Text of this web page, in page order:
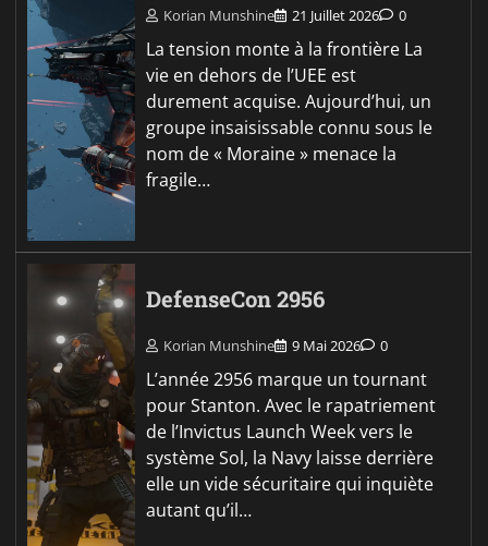
Korian Munshine 21 Juillet 2026 0
La tension monte à la frontière La
vie en dehors de l’UEE est
durement acquise. Aujourd’hui, un
groupe insaisissable connu sous le
nom de « Moraine » menace la
fragile…
DefenseCon 2956
Korian Munshine 9 Mai 2026 0
L’année 2956 marque un tournant
pour Stanton. Avec le rapatriement
de l’Invictus Launch Week vers le
système Sol, la Navy laisse derrière
elle un vide sécuritaire qui inquiète
autant qu’il…